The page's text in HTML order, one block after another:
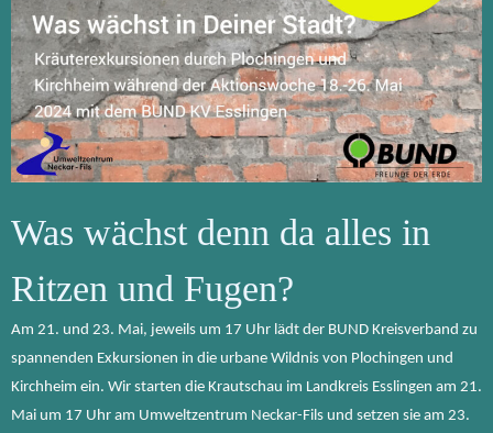
Was wächst denn da alles in
Ritzen und Fugen?
Am 21. und 23. Mai, jeweils um 17 Uhr lädt der BUND Kreisverband zu
spannenden Exkursionen in die urbane Wildnis von Plochingen und
Kirchheim ein. Wir starten die Krautschau im Landkreis Esslingen am 21.
Mai um 17 Uhr am Umweltzentrum Neckar-Fils und setzen sie am 23.